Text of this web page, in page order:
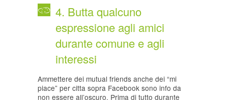
4. Butta qualcuno
espressione agli amici
durante comune e agli
interessi
Ammettere dei mutual friends anche dei “mi
piace” per citta sopra Facebook sono info da
non essere all’oscuro. Prima di tutto durante